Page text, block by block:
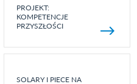
PROJEKT:
KOMPETENCJE
PRZYSZŁOŚCI
SOLARY I PIECE NA